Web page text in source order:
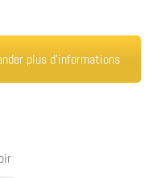
plus d’informations